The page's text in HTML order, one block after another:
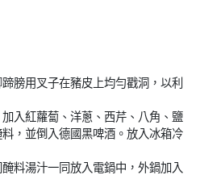
蹄膀用叉子在豬皮上均勻戳洞，以利
入紅蘿蔔、洋蔥、西芹、八角、鹽
，並倒入德國黑啤酒。放入冰箱冷
料湯汁一同放入電鍋中，外鍋加入